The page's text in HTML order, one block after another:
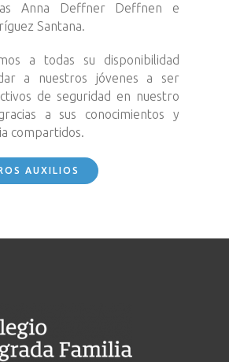
Anna Deffner Deffnen e
Santana.
a todas su disponibilidad
a nuestros jóvenes a ser
de seguridad en nuestro
a sus conocimientos y
compartidos.
AUXILIOS